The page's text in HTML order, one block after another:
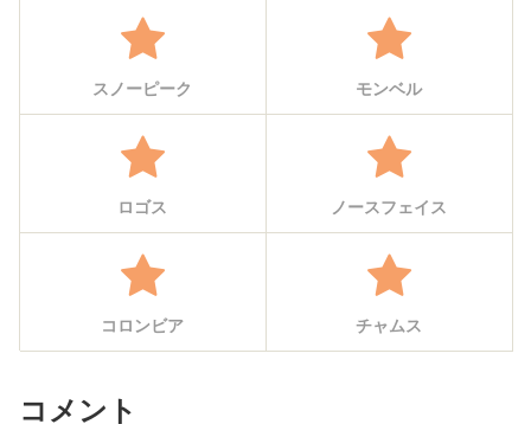
スノーピーク モンベル
ロゴス ノースフェイス
コロンビア チャムス
コメント